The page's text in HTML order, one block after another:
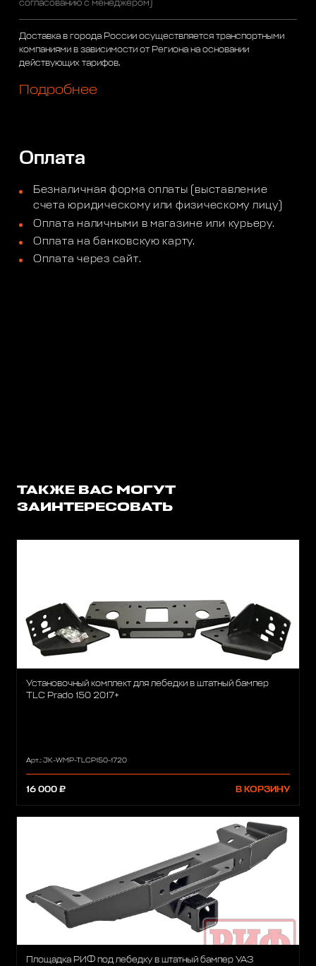
согласованию с менеджером)
Доставка в города России осуществляется транспортными
компаниями в зависимости от Региона на основании
действующих тарифов.
Подробнее
Оплата
Безналичная форма оплаты (выставление
счета юридическому или физическому лицу)
Оплата наличными в магазине или курьеру.
Оплата на банковскую карту.
Оплата через сайт.
ТАКЖЕ ВАС МОГУТ
ЗАИНТЕРЕСОВАТЬ
Установочный комплект для лебедки в штатный бампер
TLC Prado 150 2017+
Арт.: JK-WMP-TLCP150-1720
16 000 ₽ В КОРЗИНУ
Площадка РИФ под лебедку в штатный бампер УАЗ